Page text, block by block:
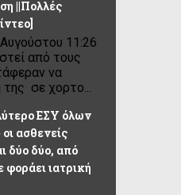
||Πολλές
11:26
από τους
να
σε χορτο...
ΕΣΥ όλων
ασθενείς
δύο δύο, από
φοράει ιατρική